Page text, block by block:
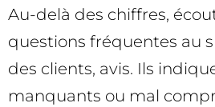
Au-delà des chiffres,
questions fréquentes au
des clients, avis. Ils
manquants ou mal